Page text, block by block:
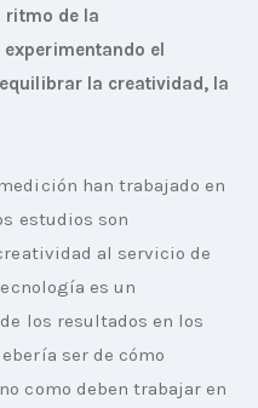
ritmo de la
el
la creatividad, la
han trabajado en
estudios son
al servicio de
es un
los resultados en los
ser de cómo
como deben trabajar en